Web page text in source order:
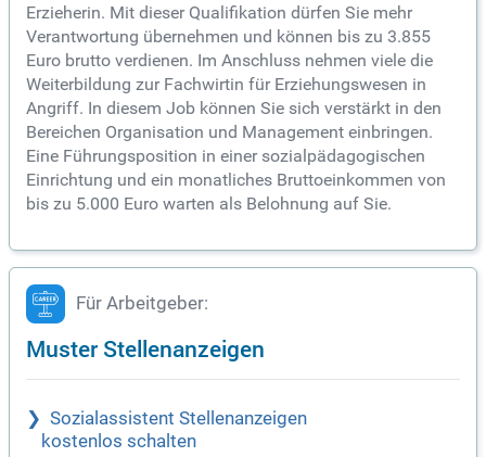
Erzieherin. Mit dieser Qualifikation dürfen Sie mehr
Verantwortung übernehmen und können bis zu 3.855
Euro brutto verdienen. Im Anschluss nehmen viele die
Weiterbildung zur Fachwirtin für Erziehungswesen in
Angriff. In diesem Job können Sie sich verstärkt in den
Bereichen Organisation und Management einbringen.
Eine Führungsposition in einer sozialpädagogischen
Einrichtung und ein monatliches Bruttoeinkommen von
bis zu 5.000 Euro warten als Belohnung auf Sie.
Für Arbeitgeber:
Muster Stellenanzeigen
Sozialassistent Stellenanzeigen
kostenlos schalten